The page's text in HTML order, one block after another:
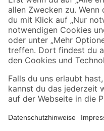
Jetzt die toom-App
Alle Preisangaben in EUR inkl. gesetzl.
Umständen nicht in allen Märkten
Produkte nur solange der Vorrat reicht.
*Paketversand ab 59 €